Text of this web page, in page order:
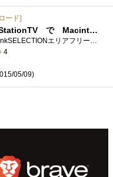
ード]
SB-TV06-WRIP＋StationTV で MacintoshでTVを視聴出来る
4
05/09)